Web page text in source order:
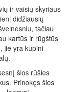
ir vaisių skyriaus
didžiausių
tačiau
kartūs ir rūgštūs
jie yra kupini
šios rūšies
Prinokęs šios